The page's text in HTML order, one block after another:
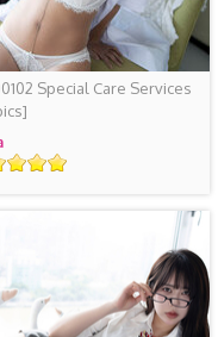
Special Care Services